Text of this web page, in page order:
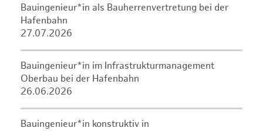
Bauingenieur*in als Bauherrenvertretung bei der
Hafenbahn
27.07.2026
Bauingenieur*in im Infrastrukturmanagement
Oberbau bei der Hafenbahn
26.06.2026
Bauingenieur*in konstruktiv in